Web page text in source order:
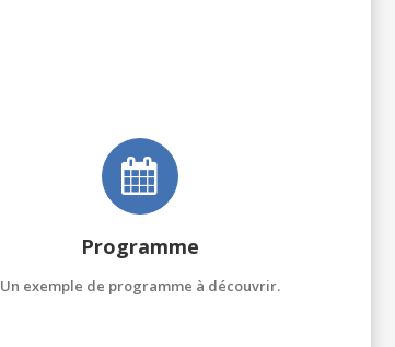
Programme
Un exemple de programme à découvrir.